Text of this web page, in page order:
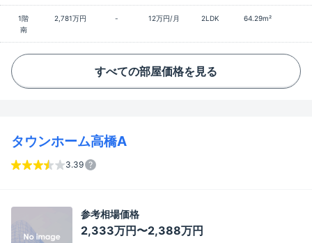
1階 2,781万円 - 12万円/月 2LDK
64.29m²
南
すべての部屋価格を見る
タウンホーム高橋A
3.39
参考相場価格
2,333万円〜2,388万円